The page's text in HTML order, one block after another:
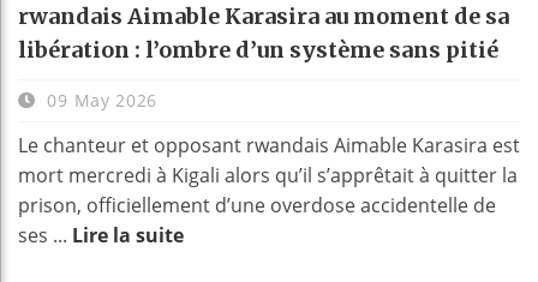
rwandais Aimable Karasira au moment de sa
libération : l’ombre d’un système sans pitié
09 May 2026
Le chanteur et opposant rwandais Aimable Karasira est
mort mercredi à Kigali alors qu’il s’apprêtait à quitter la
prison, officiellement d’une overdose accidentelle de
ses ... Lire la suite